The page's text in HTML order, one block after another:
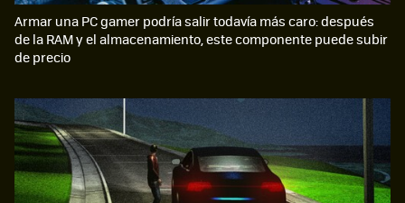
Armar una PC gamer podría salir todavía más caro: después
de la RAM y el almacenamiento, este componente puede subir
de precio